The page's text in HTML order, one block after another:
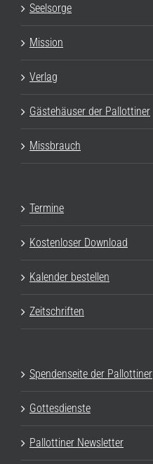
Seelsorge
Mission
Verlag
Gästehäuser der Pallottiner
Missbrauch
Termine
Kostenloser Download
Kalender bestellen
Zeitschriften
Spendenseite der Pallottiner
Gottesdienste
Pallottiner Newsletter